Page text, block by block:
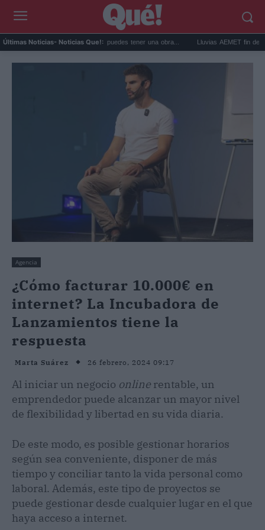
Últimas Noticias- Noticias Que!:
arte en subasta: así puedes tener una obra... Lluvias AEMET fin de
Agencia
¿Cómo facturar 10.000€ en
internet? La Incubadora de
Lanzamientos tiene la
respuesta
Marta Suárez 26 febrero, 2024 09:17
Al iniciar un negocio online rentable, un
emprendedor puede alcanzar un mayor nivel
de flexibilidad y libertad en su vida diaria.
De este modo, es posible gestionar horarios
según sea conveniente, disponer de más
tiempo y conciliar tanto la vida personal como
laboral. Además, este tipo de proyectos se
puede gestionar desde cualquier lugar en el que
haya acceso a internet.